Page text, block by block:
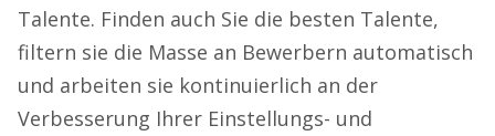
Talente. Finden auch Sie die besten Talente,
filtern sie die Masse an Bewerbern automatisch
und arbeiten sie kontinuierlich an der
Verbesserung Ihrer Einstellungs- und